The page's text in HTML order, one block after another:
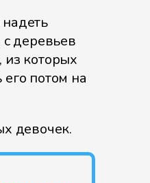
деревьев
из которых
потом на
девочек.